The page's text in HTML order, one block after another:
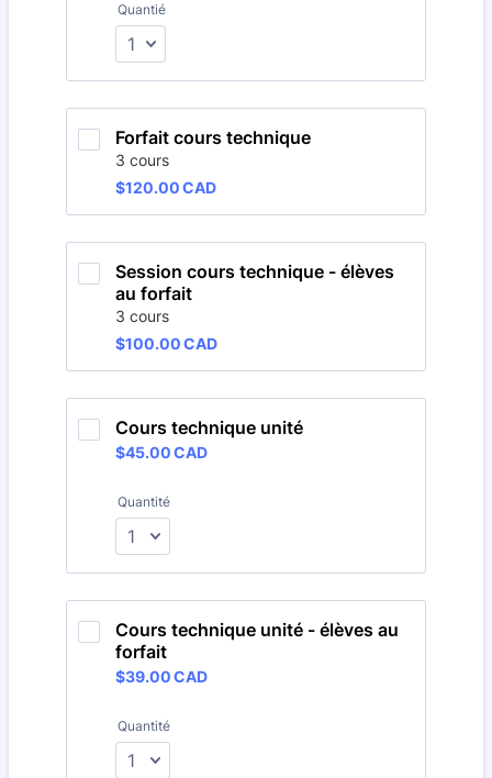
Quantié
Forfait cours technique
3 cours
$120.00 CAD
$120.00CAD
Session cours technique - élèves
au forfait
3 cours
$100.00 CAD
$100.00CAD
Cours technique unité
$45.00 CAD
$45.00CAD
Quantité
Cours technique unité - élèves au
forfait
$39.00 CAD
$39.00CAD
Quantité